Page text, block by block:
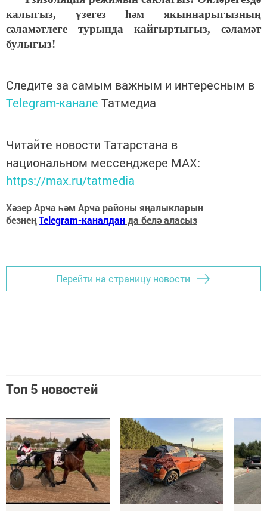
калыгыз, үзегез һәм якыннарыгызның
сәламәтлеге турында кайгыртыгыз, сәламәт
булыгыз!
Следите за самым важным и интересным в
Telegram-канале Татмедиа
Читайте новости Татарстана в
национальном мессенджере MАХ:
https://max.ru/tatmedia
Хәзер Арча һәм Арча районы яңалыкларын
безнеңTelegram-каналданда белә аласыз
Перейти на страницу новости
Топ 5 новостей